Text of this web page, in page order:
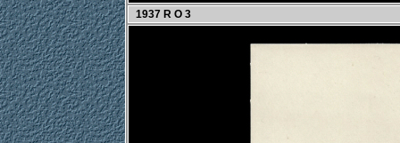
1937 R O 3